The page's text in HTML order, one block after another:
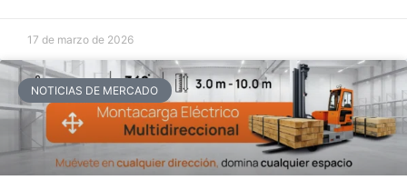
17 de marzo de 2026
NOTICIAS DE MERCADO